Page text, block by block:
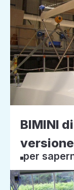
BIMINI
per